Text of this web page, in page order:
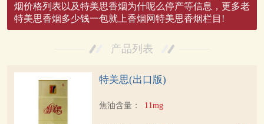
烟价格列表以及特美思香烟为什呢么停产等信息，更多老
特美思香烟多少钱一包就上香烟网特美思香烟栏目!
产品列表
特美思(出口版)
焦油含量： 11mg